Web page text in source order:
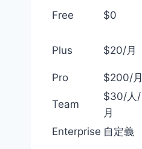
Free $0
Plus $20/月
Pro $200/月
Team
$30/人/
月
Enterprise 自定義